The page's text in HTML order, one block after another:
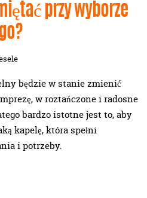
przy wyborze
będzie w stanie zmienić
w roztańczone i radosne
bardzo istotne jest to, aby
kapelę, która spełni
i potrzeby.